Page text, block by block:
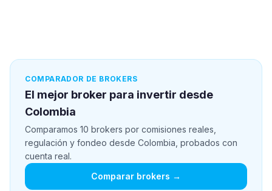
COMPARADOR DE BROKERS
El mejor broker para invertir desde
Colombia
Comparamos 10 brokers por comisiones reales,
regulación y fondeo desde Colombia, probados con
cuenta real.
Comparar brokers →